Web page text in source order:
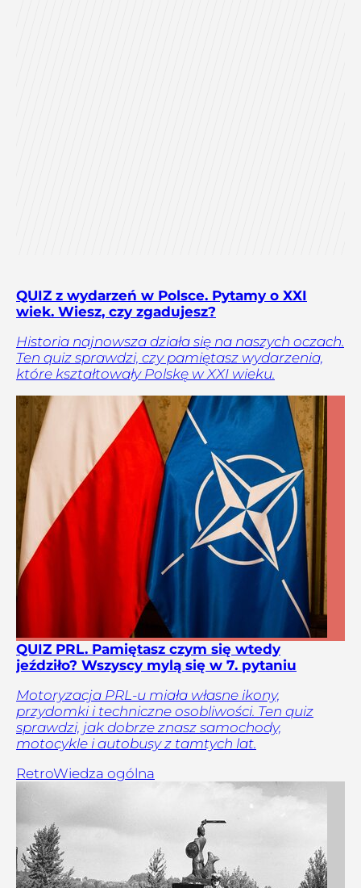
QUIZ z wydarzeń w Polsce. Pytamy o XXI
wiek. Wiesz, czy zgadujesz?
Historia najnowsza działa się na naszych oczach.
Ten quiz sprawdzi, czy pamiętasz wydarzenia,
które kształtowały Polskę w XXI wieku.
QUIZ PRL. Pamiętasz czym się wtedy
jeździło? Wszyscy mylą się w 7. pytaniu
Motoryzacja PRL-u miała własne ikony,
przydomki i techniczne osobliwości. Ten quiz
sprawdzi, jak dobrze znasz samochody,
motocykle i autobusy z tamtych lat.
RetroWiedza ogólna